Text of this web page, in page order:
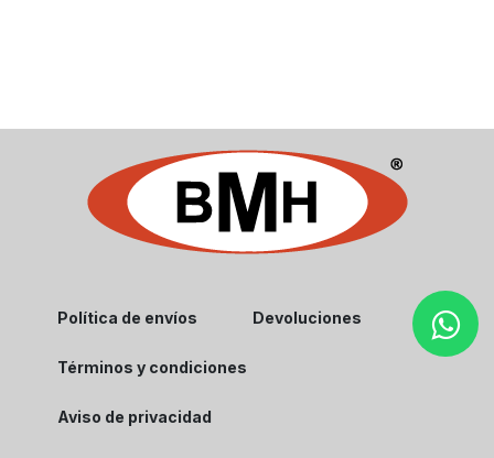
Política de envíos Devoluciones
Términos y condiciones
Aviso de privacidad